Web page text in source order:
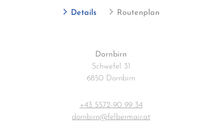
Details Routenplan
Dornbirn
Schwefel 31
6850 Dornbirn
+43 5572-90 99 34
dornbirn@felbermair.at